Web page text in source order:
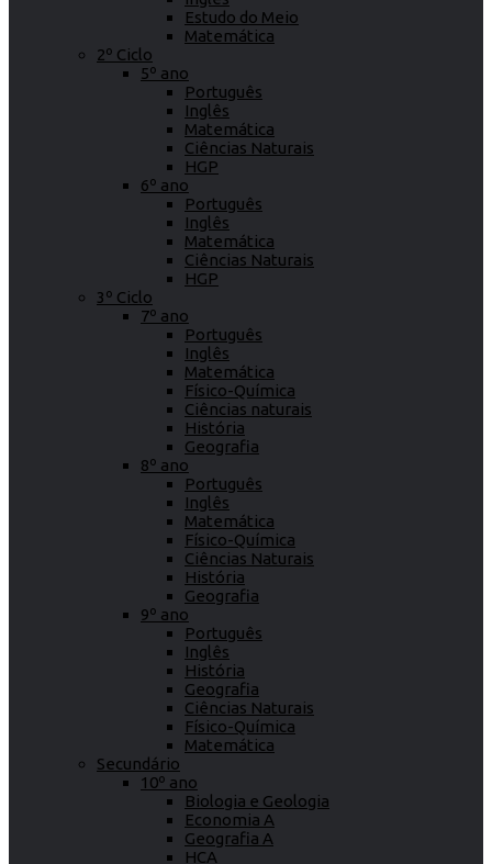
Estudo do Meio
Matemática
2º Ciclo
5º ano
Português
Inglês
Matemática
Ciências Naturais
HGP
6º ano
Português
Inglês
Matemática
Ciências Naturais
HGP
3º Ciclo
7º ano
Português
Inglês
Matemática
Físico-Química
Ciências naturais
História
Geografia
8º ano
Português
Inglês
Matemática
Físico-Química
Ciências Naturais
História
Geografia
9º ano
Português
Inglês
História
Geografia
Ciências Naturais
Físico-Química
Matemática
Secundário
10º ano
Biologia e Geologia
Economia A
Geografia A
HCA